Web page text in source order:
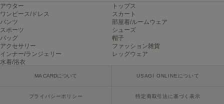
poláura
ポローラ
PUMA
プーマ
アウター
トップス
ワンピース/ドレス
スカート
パンツ
部屋着/ルームウェア
スポーツ
シューズ
バッグ
帽子
アクセサリー
ファッション雑貨
インナー/ランジェリー
レッグウェア
水着/浴衣
MA CARDについて USAGI ONLINEについて
プライバシーポリシー 特定商取引法に基づく表示